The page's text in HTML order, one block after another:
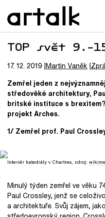
TOP svět
17. 12. 2019 Martin Vaněk
Zemřel jeden z
středověké architektury,
britské instituce s
projekt Arches.
1/ Zemřel prof. Paul
Interiér katedrály v Chartres, zdroj:
Minulý týden zemřel ve věku
Paul Crossley, jenž se
a architektuře. Svůj zájem,